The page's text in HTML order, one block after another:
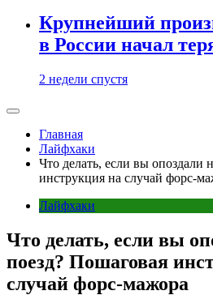
Крупнейший
в России начал
2 недели спустя
Главная
Лайфхаки
Что делать, если вы опоздали
инструкция на случай форс-
Лайфхаки
Что делать, если вы
поезд? Пошаговая
случай форс-мажора